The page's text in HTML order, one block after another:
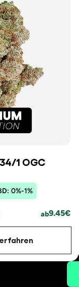
1 OGC
0%-1%
ab9.45€